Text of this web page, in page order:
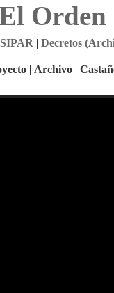
Orden
SIPAR | Decretos
| Archivo |